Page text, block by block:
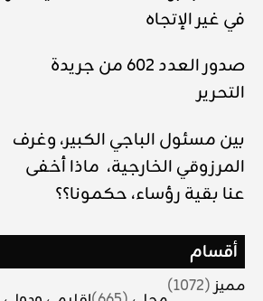
في غير الإتجاه
صدور العدد 602 من جريدة
التحرير
بين مسئول الباجي الكبير، وغرف
المرزوقي الخارجية، ماذا أخفى
عنا بقية رؤساء، حكمونا؟؟
أقسام
مميز(1072)